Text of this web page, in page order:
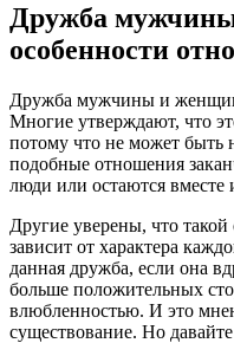
Дружба
особенности
Дружба мужчины и
Многие утверждают, что
потому что не может быть
подобные отношения
люди или остаются вместе
Другие уверены, что
зависит от характера
данная дружба, если она
больше положительных
влюбленностью. И это
существование. Но